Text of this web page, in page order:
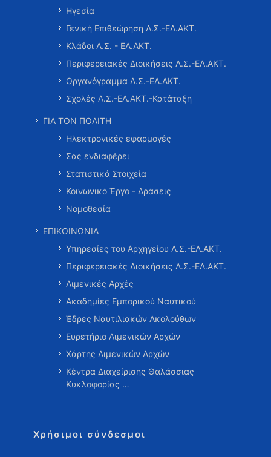
Ηγεσία
Γενική Επιθεώρηση Λ.Σ.-ΕΛ.ΑΚΤ.
Κλάδοι Λ.Σ. - ΕΛ.ΑΚΤ.
Περιφερειακές Διοικήσεις Λ.Σ.-ΕΛ.ΑΚΤ.
Οργανόγραμμα Λ.Σ.-ΕΛ.ΑΚΤ.
Σχολές Λ.Σ.-ΕΛ.ΑΚΤ.-Κατάταξη
ΓΙΑ ΤΟΝ ΠΟΛΙΤΗ
Ηλεκτρονικές εφαρμογές
Σας ενδιαφέρει
Στατιστικά Στοιχεία
Κοινωνικό Έργο - Δράσεις
Νομοθεσία
ΕΠΙΚΟΙΝΩΝΙΑ
Υπηρεσίες του Αρχηγείου Λ.Σ.-ΕΛ.ΑΚΤ.
Περιφερειακές Διοικήσεις Λ.Σ.-ΕΛ.ΑΚΤ.
Λιμενικές Αρχές
Ακαδημίες Εμπορικού Ναυτικού
Έδρες Ναυτιλιακών Ακολούθων
Ευρετήριο Λιμενικών Αρχών
Χάρτης Λιμενικών Αρχών
Κέντρα Διαχείρισης Θαλάσσιας
Κυκλοφορίας …
Χρήσιμοι σύνδεσμοι